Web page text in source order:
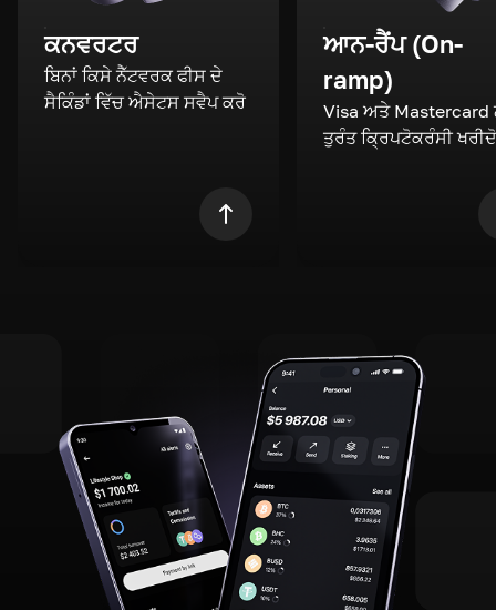
ਕਨਵਰਟਰ
ਬਿਨਾਂ ਕਿਸੇ ਨੈੱਟਵਰਕ ਫੀਸ ਦੇ
ਸੈਕਿੰਡਾਂ ਵਿੱਚ ਐਸੇਟਸ ਸਵੈਪ ਕਰੋ
ਆਨ-ਰੈਂਪ (On-
ramp)
Visa ਅਤੇ Mastercard
ਤੁਰੰਤ ਕ੍ਰਿਪਟੋਕਰੰਸੀ ਖਰੀਦੋ